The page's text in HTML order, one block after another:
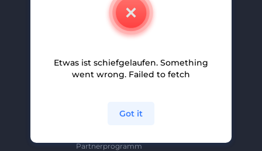
Partnerprogramm
Partnerprogramm
Etwas ist schiefgelaufen. Something
went wrong. Failed to fetch
Got it